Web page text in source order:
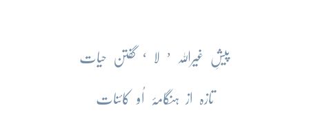
پیشِ غیراللہ ’ لا ‘ گفتن حیات
تازہ از ہنگامۂ اُو کائنات